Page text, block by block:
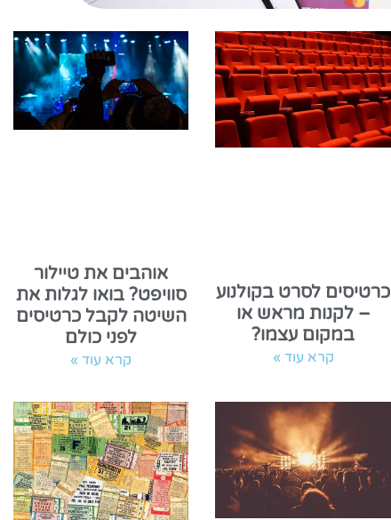
כרטיסים לסרט בקולנוע
– לקנות מראש או
במקום עצמו?
קרא עוד »
אוהבים את טיילור
סוויפט? בואו לגלות את
השיטה לקבל כרטיסים
לפני כולם
קרא עוד »